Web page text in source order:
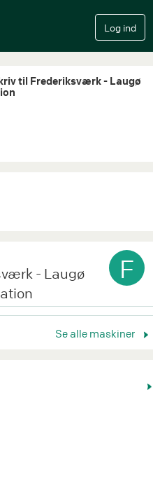
til Frederiksværk - Laugø
- Laugø
F
Se alle maskiner